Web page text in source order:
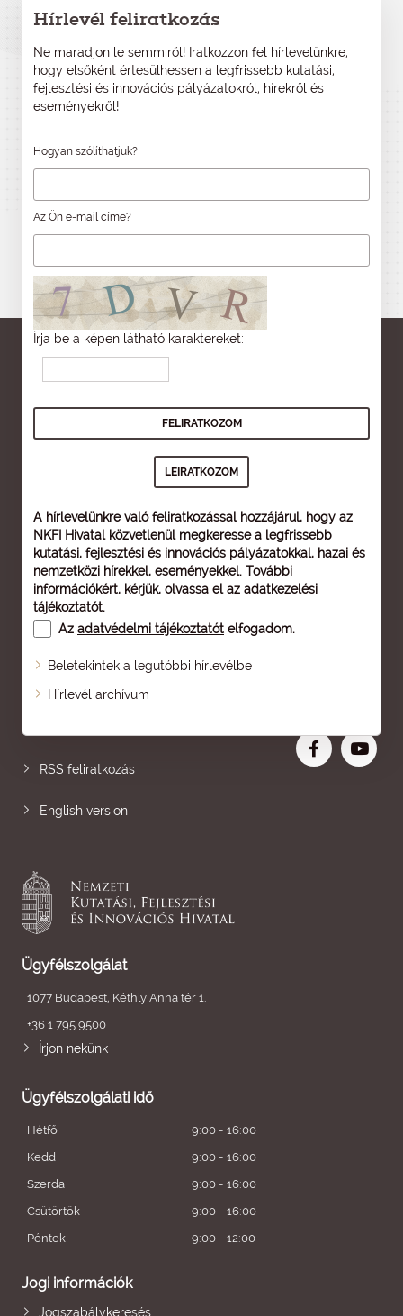
Hírlevél feliratkozás
Ne maradjon le semmiről! Iratkozzon fel hírlevelünkre,
hogy elsőként értesülhessen a legfrissebb kutatási,
fejlesztési és innovációs pályázatokról, hírekről és
eseményekről!
Hogyan szólíthatjuk?
Az Ön e-mail címe?
Írja be a képen látható karaktereket:
A hírlevelünkre való feliratkozással hozzájárul, hogy az
NKFI Hivatal közvetlenül megkeresse a legfrissebb
kutatási, fejlesztési és innovációs pályázatokkal, hazai és
nemzetközi hírekkel, eseményekkel. További
információkért, kérjük, olvassa el az adatkezelési
tájékoztatót.
Az adatvédelmi tájékoztatót elfogadom.
Beletekintek a legutóbbi hírlevélbe
Hírlevél archívum
Oldaltérkép
RSS feliratkozás
English version
Ügyfélszolgálat
1077 Budapest, Kéthly Anna tér 1.
+36 1 795 9500
Írjon nekünk
Ügyfélszolgálati idő
Hétfő
9:00 - 16:00
Kedd
9:00 - 16:00
Szerda
9:00 - 16:00
Csütörtök
9:00 - 16:00
Péntek
9:00 - 12:00
Jogi információk
Jogszabálykeresés